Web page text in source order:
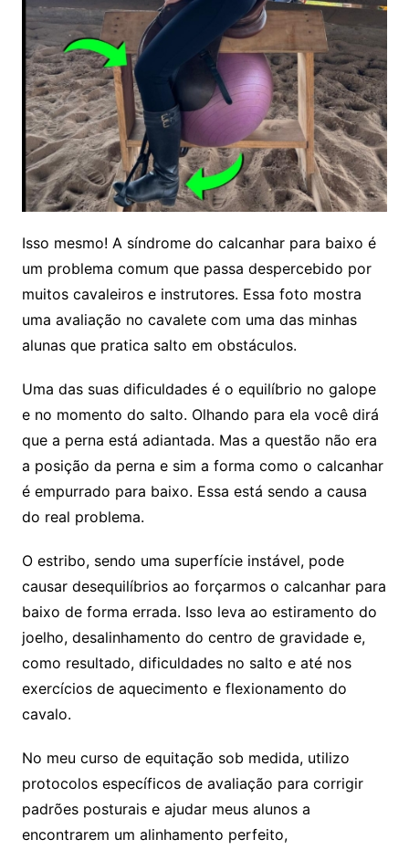
Isso mesmo! A síndrome do calcanhar para baixo é
um problema comum que passa despercebido por
muitos cavaleiros e instrutores. Essa foto mostra
uma avaliação no cavalete com uma das minhas
alunas que pratica salto em obstáculos.
Uma das suas dificuldades é o equilíbrio no galope
e no momento do salto. Olhando para ela você dirá
que a perna está adiantada. Mas a questão não era
a posição da perna e sim a forma como o calcanhar
é empurrado para baixo. Essa está sendo a causa
do real problema.
O estribo, sendo uma superfície instável, pode
causar desequilíbrios ao forçarmos o calcanhar para
baixo de forma errada. Isso leva ao estiramento do
joelho, desalinhamento do centro de gravidade e,
como resultado, dificuldades no salto e até nos
exercícios de aquecimento e flexionamento do
cavalo.
No meu curso de equitação sob medida, utilizo
protocolos específicos de avaliação para corrigir
padrões posturais e ajudar meus alunos a
encontrarem um alinhamento perfeito,